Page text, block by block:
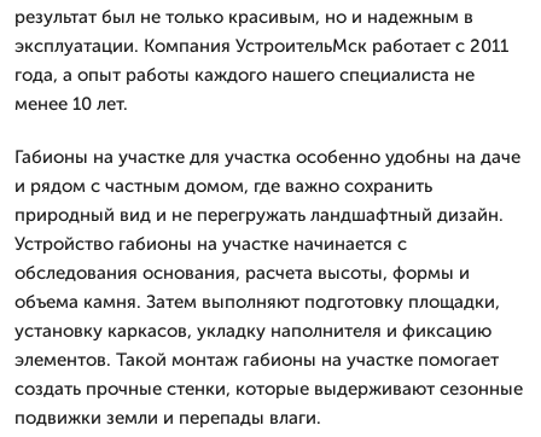
результат был не только красивым, но и надежным в
эксплуатации. Компания УстроительМск работает с 2011
года, а опыт работы каждого нашего специалиста не
менее 10 лет.
Габионы на участке для участка особенно удобны на даче
и рядом с частным домом, где важно сохранить
природный вид и не перегружать ландшафтный дизайн.
Устройство габионы на участке начинается с
обследования основания, расчета высоты, формы и
объема камня. Затем выполняют подготовку площадки,
установку каркасов, укладку наполнителя и фиксацию
элементов. Такой монтаж габионы на участке помогает
создать прочные стенки, которые выдерживают сезонные
подвижки земли и перепады влаги.